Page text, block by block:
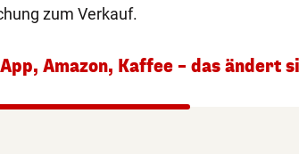
zum Verkauf.
Amazon, Kaffee – das ändert